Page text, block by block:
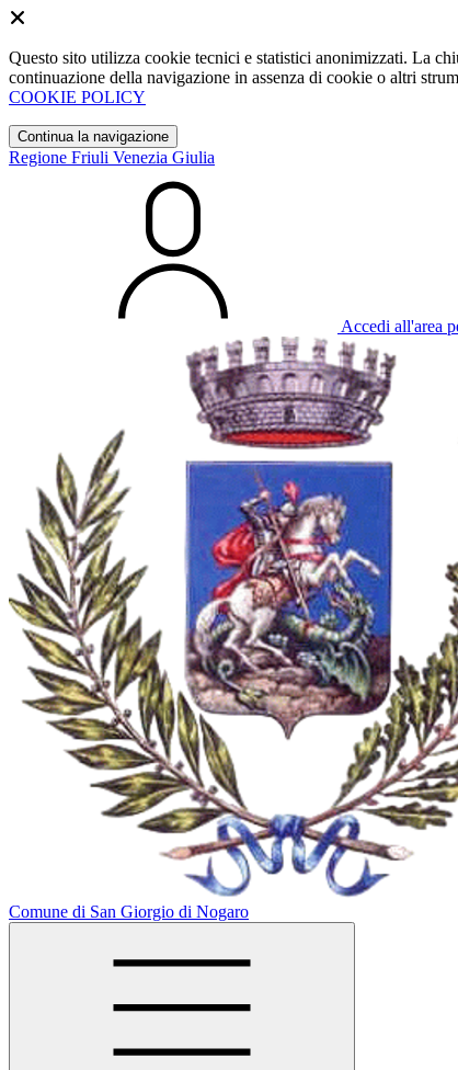
Questo sito utilizza cookie tecnici e statistici anonimizzati. La
continuazione della navigazione in assenza di cookie o altri
COOKIE POLICY
Continua la navigazione
Regione Friuli Venezia Giulia
Accedi all'area
Comune di San Giorgio di Nogaro